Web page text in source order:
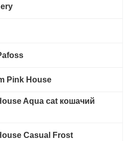
Pink House
Aqua cat кошачий
Casual Frost